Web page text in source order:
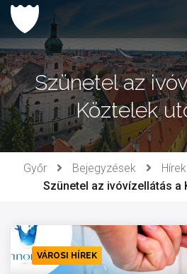
Ugrás
tartalomhoz
Szünetel az
Köztelek
Győr Bejegyzések Hírek
Szünetel az ivóvízellátás a
VÁROSI HÍREK